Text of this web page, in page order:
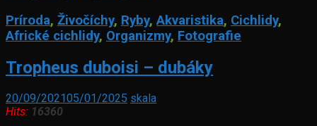
Príroda, Živočíchy, Ryby,Akvaristika, Cichlidy,
Africké cichlidy, Organizmy, Fotografie
Tropheus duboisi – dubáky
20/09/202105/01/2025 skala
Hits: 16360